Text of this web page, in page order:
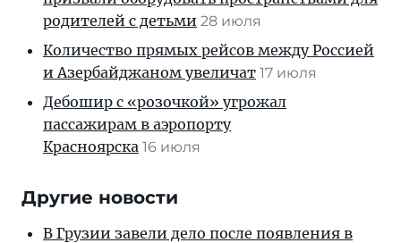
родителей с детьми 28 июля
Количество прямых рейсов между Россией
и Азербайджаном увеличат 17 июля
Дебошир с «розочкой» угрожал
пассажирам в аэропорту
Красноярска 16 июля
Другие новости
В Грузии завели дело после появления в